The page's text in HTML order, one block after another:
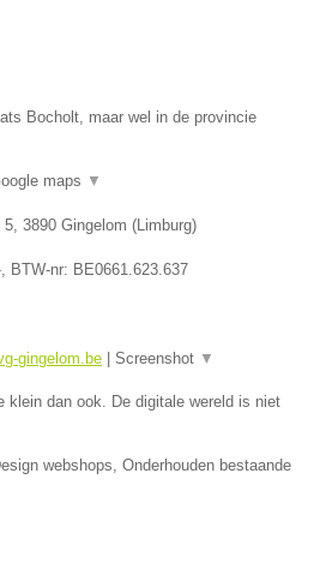
Bocholt, maar wel in de provincie
maps ▼
5, 3890 Gingelom (Limburg)
, BTW-nr: BE0661.623.637
gingelom.be Screenshot ▼
klein dan ook. De digitale wereld is niet
webshops, Onderhouden bestaande